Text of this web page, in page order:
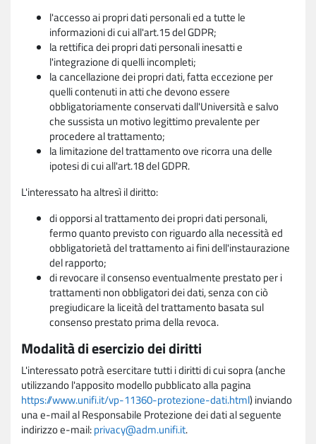
l'accesso ai propri dati personali ed a tutte le
informazioni di cui all'art.15 del GDPR;
la rettifica dei propri dati personali inesatti e
l'integrazione di quelli incompleti;
la cancellazione dei propri dati, fatta eccezione per
quelli contenuti in atti che devono essere
obbligatoriamente conservati dall'Università e salvo
che sussista un motivo legittimo prevalente per
procedere al trattamento;
la limitazione del trattamento ove ricorra una delle
ipotesi di cui all'art.18 del GDPR.
L'interessato ha altresì il diritto:
di opporsi al trattamento dei propri dati personali,
fermo quanto previsto con riguardo alla necessità ed
obbligatorietà del trattamento ai fini dell'instaurazione
del rapporto;
di revocare il consenso eventualmente prestato per i
trattamenti non obbligatori dei dati, senza con ciò
pregiudicare la liceità del trattamento basata sul
consenso prestato prima della revoca.
Modalità di esercizio dei diritti
L'interessato potrà esercitare tutti i diritti di cui sopra (anche
utilizzando l'apposito modello pubblicato alla pagina
https://www.unifi.it/vp-11360-protezione-dati.html) inviando
una e-mail al Responsabile Protezione dei dati al seguente
indirizzo e-mail:privacy@adm.unifi.it.